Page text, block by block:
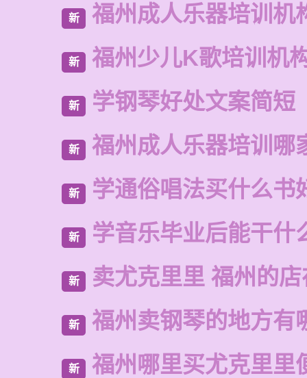
新 福州成人乐器培训机
新 福州少儿K歌培训机
新 学钢琴好处文案简短
新 福州成人乐器培训哪
新 学通俗唱法买什么书
新 学音乐毕业后能干什
新 卖尤克里里 福州的
新 福州卖钢琴的地方有
新 福州哪里买尤克里里